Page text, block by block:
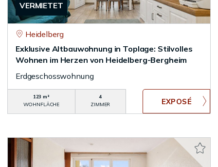
VERMIETET
Heidelberg
Exklusive Altbauwohnung in Toplage: Stilvolles
Wohnen im Herzen von Heidelberg-Bergheim
Erdgeschosswohnung
123 m²
WOHNFLÄCHE
4
ZIMMER